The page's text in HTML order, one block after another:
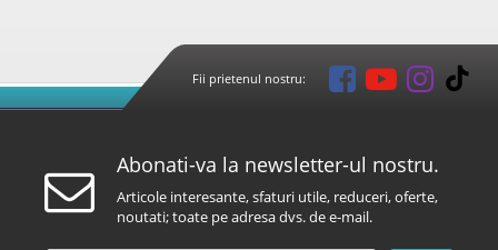
Fii prietenul nostru:
Abonati-va la newsletter-ul nostru.
Articole interesante, sfaturi utile, reduceri, oferte,
noutati; toate pe adresa dvs. de e-mail.